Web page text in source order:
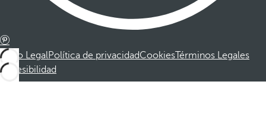
Aviso LegalPolítica de privacidadCookiesTérminos Legales
Accesibilidad